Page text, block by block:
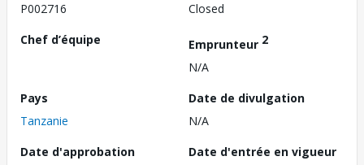
P002716
Closed
Chef d’équipe
Emprunteur 2
N/A
Pays
Tanzanie
Date de divulgation
N/A
Date d'approbation
Date d'entrée en vigueur